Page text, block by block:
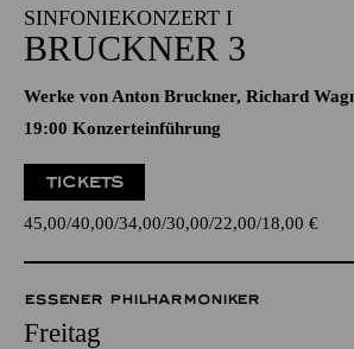
SINFONIEKONZERT I
BRUCKNER 3
Werke von Anton Bruckner, Richard
19:00 Konzerteinführung
TICKETS
45,00 40,00 34,00 30,00 22,00 18,00 €
ESSENER PHILHARMONIKER
Freitag